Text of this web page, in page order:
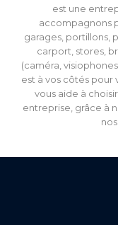
est une
accompagnons
garages, portillons,
carport, stores,
(caméra,
est à vos côtés pour
vous aide à
entreprise, grâce à